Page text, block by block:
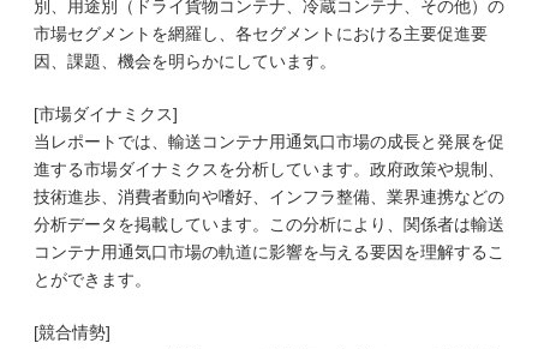
別、用途別（ドライ貨物コンテナ、冷蔵コンテナ、その他）の
市場セグメントを網羅し、各セグメントにおける主要促進要
因、課題、機会を明らかにしています。
[市場ダイナミクス]
当レポートでは、輸送コンテナ用通気口市場の成長と発展を促
進する市場ダイナミクスを分析しています。政府政策や規制、
技術進歩、消費者動向や嗜好、インフラ整備、業界連携などの
分析データを掲載しています。この分析により、関係者は輸送
コンテナ用通気口市場の軌道に影響を与える要因を理解するこ
とができます。
[競合情勢]